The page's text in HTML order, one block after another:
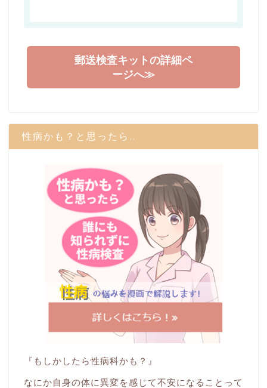
郵送検査キットの詳細ペ
ージへ≫
性病かも？と思ったら…
『もしかしたら性病科かも？』
なにか自身の体に異変を感じて不安になることって